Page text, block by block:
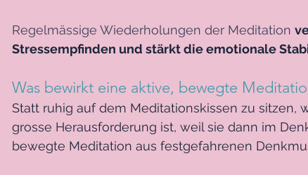
Regelmässige Wiederholungen der Meditation
Stressempfinden und stärkt die emotionale
Was bewirkt eine aktive, bewegte
Statt ruhig auf dem Meditationskissen zu sitzen,
grosse Herausforderung ist, weil sie dann im
bewegte Meditation aus festgefahrenen